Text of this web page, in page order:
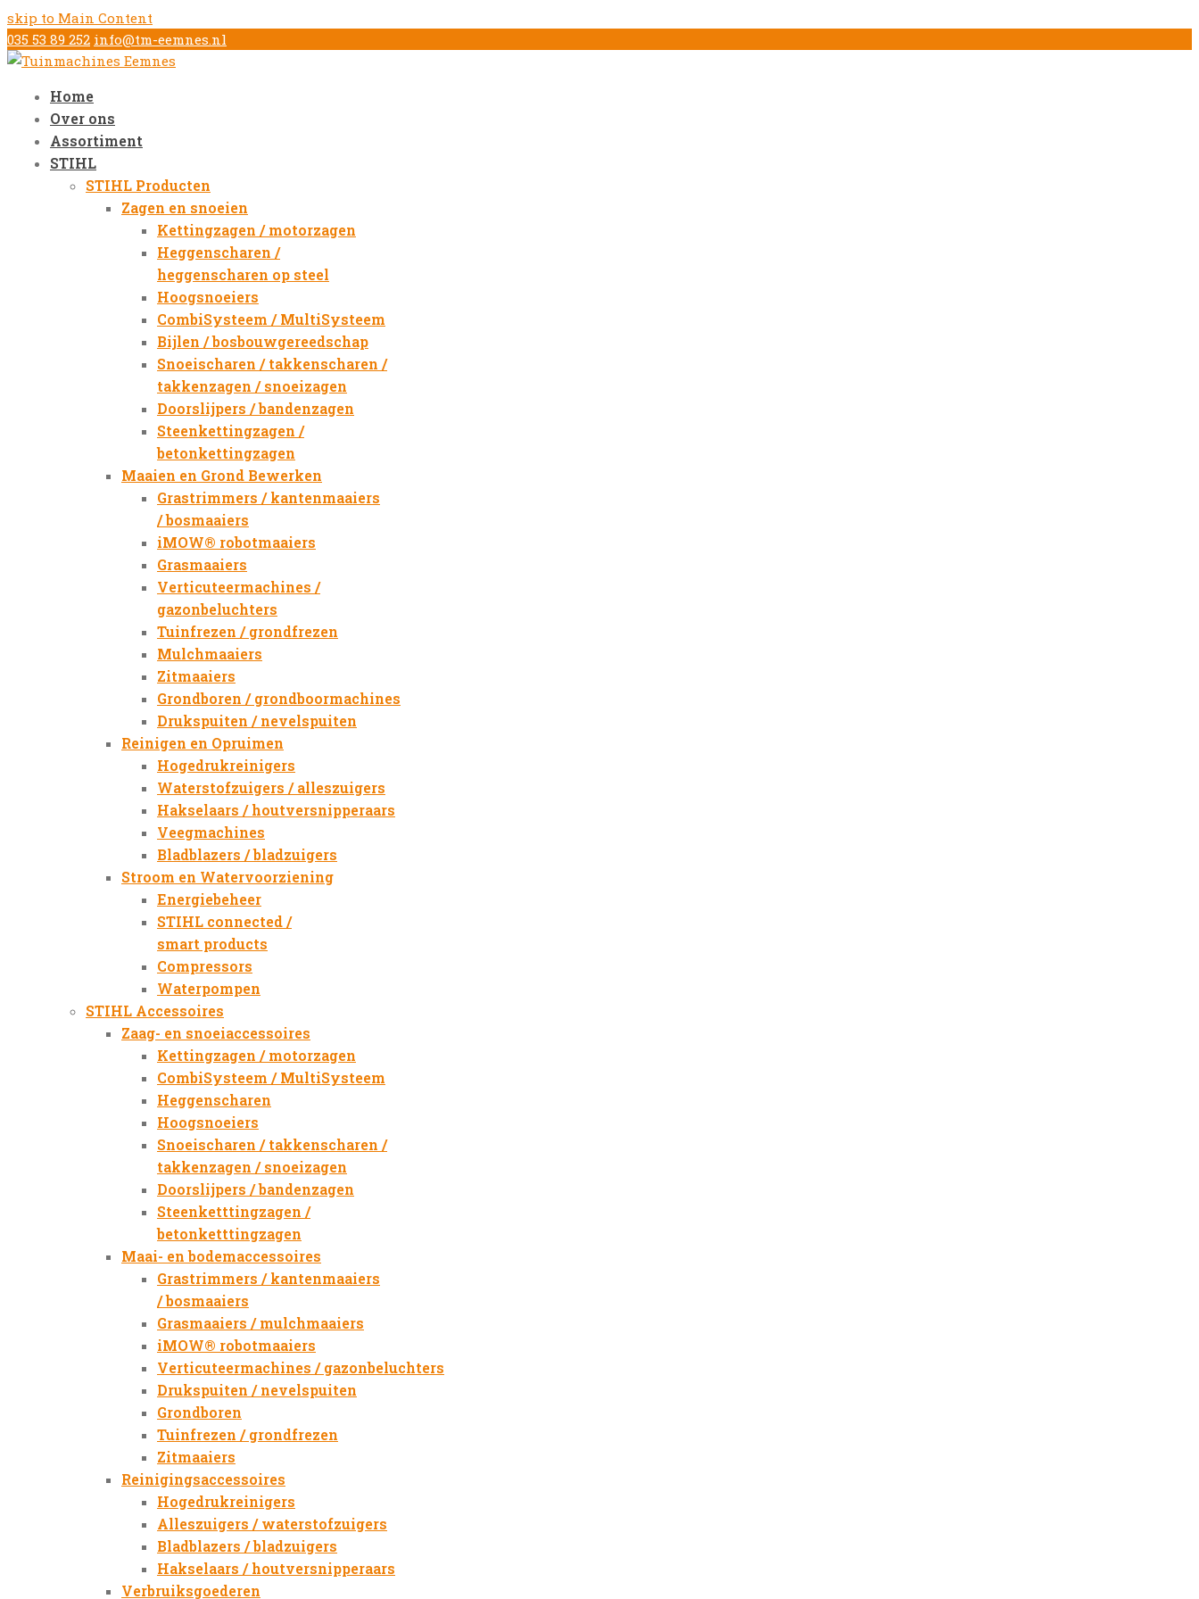
skip to Main Content
035 53 89 252 info@tm-eemnes.nl
Home
Over ons
Assortiment
STIHL
STIHL Producten
Zagen en snoeien
Kettingzagen / motorzagen
Heggenscharen /
heggenscharen op steel
Hoogsnoeiers
CombiSysteem / MultiSysteem
Bijlen / bosbouwgereedschap
Snoeischaren / takkenscharen /
takkenzagen / snoeizagen
Doorslijpers / bandenzagen
Steenkettingzagen /
betonkettingzagen
Maaien en Grond Bewerken
Grastrimmers / kantenmaaiers
/ bosmaaiers
iMOW® robotmaaiers
Grasmaaiers
Verticuteermachines /
gazonbeluchters
Tuinfrezen / grondfrezen
Mulchmaaiers
Zitmaaiers
Grondboren / grondboormachines
Drukspuiten / nevelspuiten
Reinigen en Opruimen
Hogedrukreinigers
Waterstofzuigers / alleszuigers
Hakselaars / houtversnipperaars
Veegmachines
Bladblazers / bladzuigers
Stroom en Watervoorziening
Energiebeheer
STIHL connected /
smart products
Compressors
Waterpompen
STIHL Accessoires
Zaag- en snoeiaccessoires
Kettingzagen / motorzagen
CombiSysteem / MultiSysteem
Heggenscharen
Hoogsnoeiers
Snoeischaren / takkenscharen /
takkenzagen / snoeizagen
Doorslijpers / bandenzagen
Steenketttingzagen /
betonketttingzagen
Maai- en bodemaccessoires
Grastrimmers / kantenmaaiers
/ bosmaaiers
Grasmaaiers / mulchmaaiers
iMOW® robotmaaiers
Verticuteermachines / gazonbeluchters
Drukspuiten / nevelspuiten
Grondboren
Tuinfrezen / grondfrezen
Zitmaaiers
Reinigingsaccessoires
Hogedrukreinigers
Alleszuigers / waterstofzuigers
Bladblazers / bladzuigers
Hakselaars / houtversnipperaars
Verbruiksgoederen